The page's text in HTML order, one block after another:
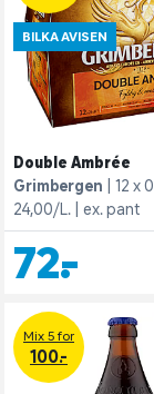
BILKA AVISEN
Double Ambrée
Grimbergen
12 x
24,00/L.
ex. pant
72,-
Mix 5 for
100.-